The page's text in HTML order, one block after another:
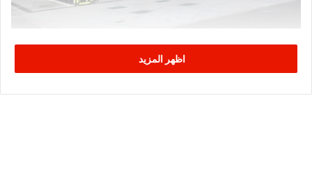
وقال بوفادن في تصريح لـ(وات) ” نحن على إتصال مستمر مع ممثلي
القطاع بالاتحاد العام التونسي للشغل ولم تصدر الى حد الآن أي
برقية إضراب قطاعية “.
اظهر المزيد